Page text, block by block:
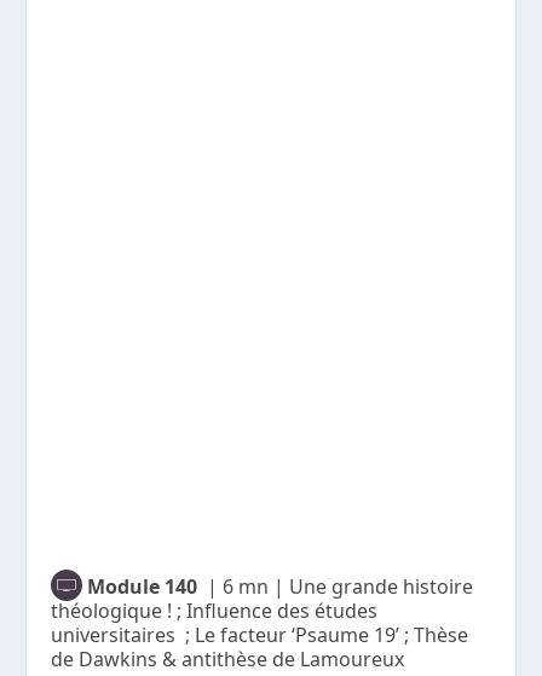
Module 140 | 6 mn | Une grande histoire
théologique ! ; Influence des études
universitaires ; Le facteur ‘Psaume 19’ ; Thèse
de Dawkins & antithèse de Lamoureux